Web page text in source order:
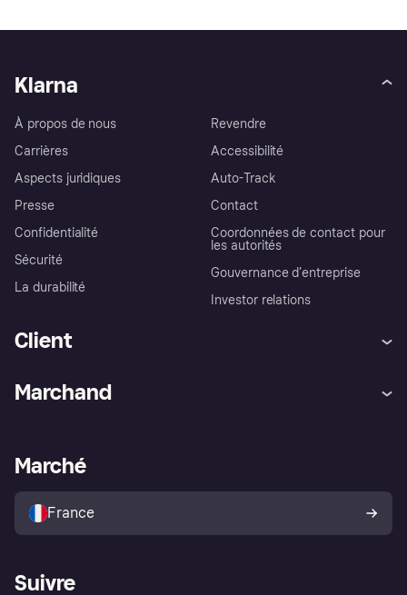
Klarna
À propos de nous
Carrières
Aspects juridiques
Presse
Confidentialité
Sécurité
La durabilité
Revendre
Accessibilité
Auto-Track
Contact
Coordonnées de contact pour
les autorités
Gouvernance d’entreprise
Investor relations
Client
Explorez les magasins
Politique de protection de
l’acheteur Klarna
Marchand
Portail Marchand
Marché
France
Suivre